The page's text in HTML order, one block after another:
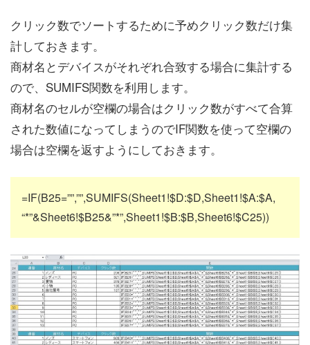
クリック数でソートするために予めクリック数だけ集
計しておきます。
商材名とデバイスがそれぞれ合致する場合に集計する
ので、SUMIFS関数を利用します。
商材名のセルが空欄の場合はクリック数がすべて合算
された数値になってしまうのでIF関数を使って空欄の
場合は空欄を返すようにしておきます。
=IF(B25=””,””,SUMIFS(Sheet1!$D:$D,Sheet1!$A:$A,
“*”&Sheet6!$B25&”*”,Sheet1!$B:$B,Sheet6!$C25))